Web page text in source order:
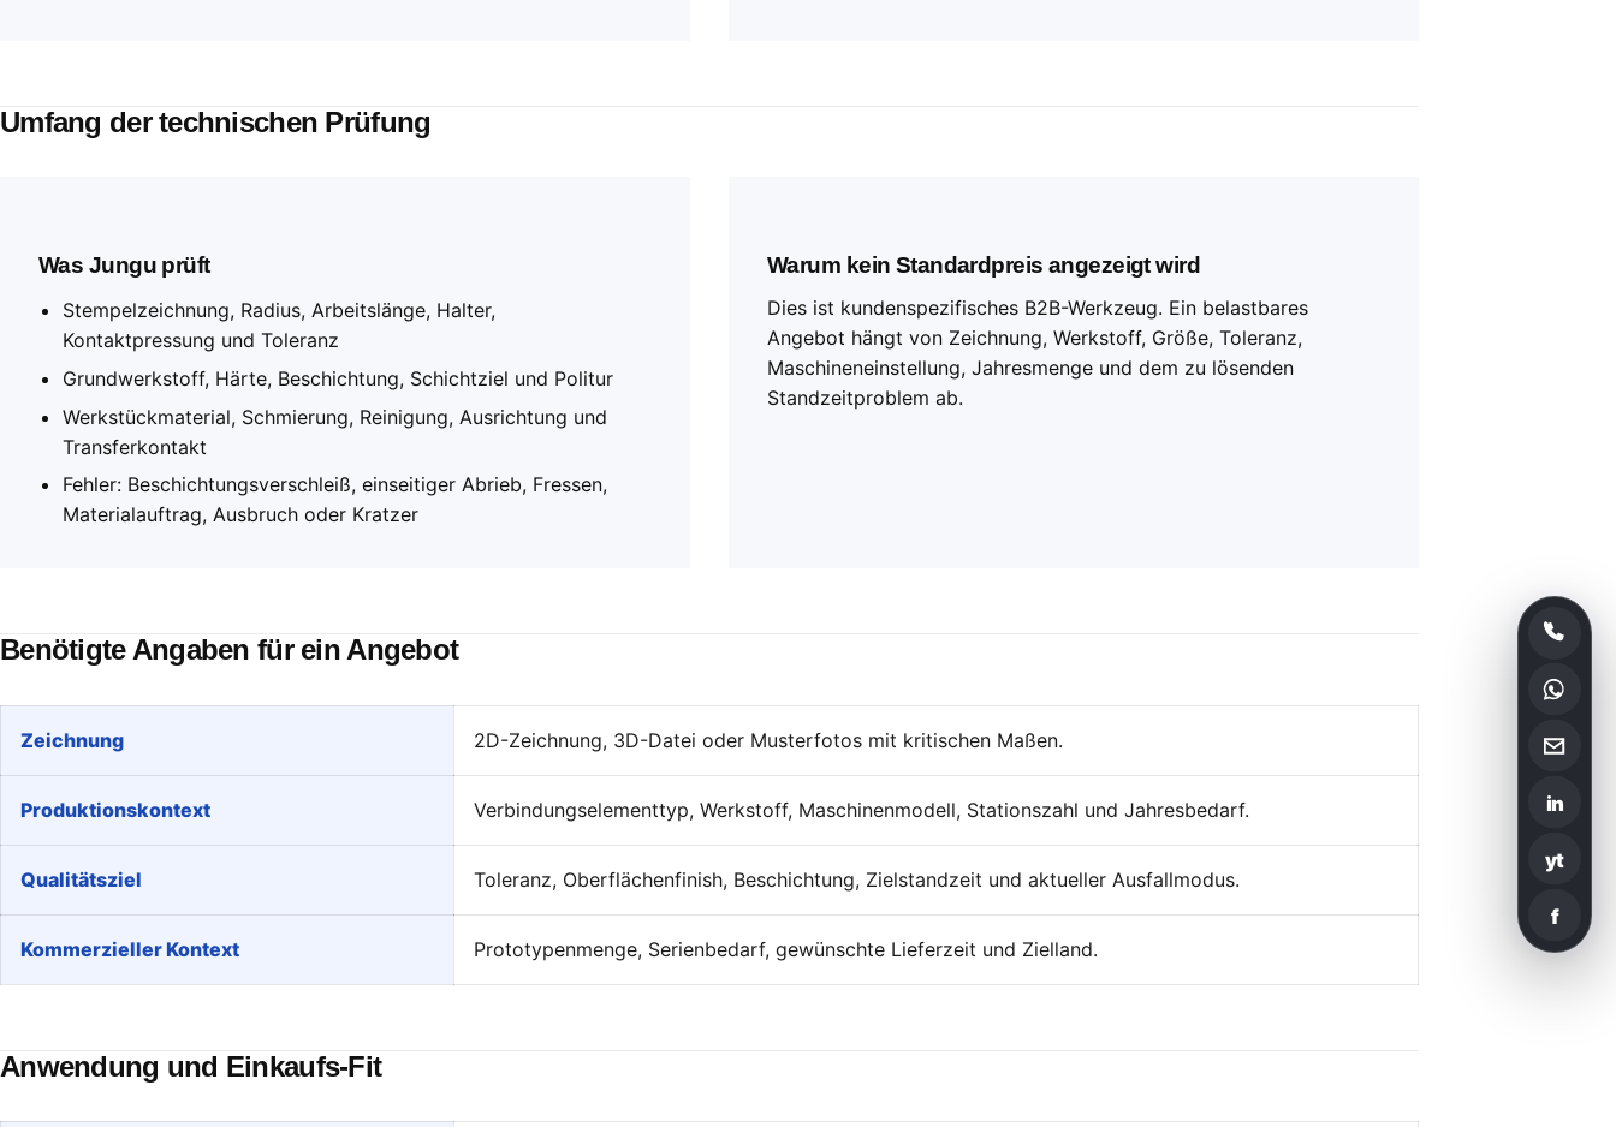
Umfang der technischen Prüfung
Was Jungu prüft
Stempelzeichnung, Radius, Arbeitslänge, Halter,
Kontaktpressung und Toleranz
Grundwerkstoff, Härte, Beschichtung, Schichtziel und Politur
Werkstückmaterial, Schmierung, Reinigung, Ausrichtung und
Transferkontakt
Fehler: Beschichtungsverschleiß, einseitiger Abrieb, Fressen,
Materialauftrag, Ausbruch oder Kratzer
Warum kein Standardpreis angezeigt wird
Dies ist kundenspezifisches B2B-Werkzeug. Ein belastbares
Angebot hängt von Zeichnung, Werkstoff, Größe, Toleranz,
Maschineneinstellung, Jahresmenge und dem zu lösenden
Standzeitproblem ab.
Benötigte Angaben für ein Angebot
Zeichnung 2D-Zeichnung, 3D-Datei oder Musterfotos mit kritischen Maßen.
Produktionskontext Verbindungselementtyp, Werkstoff, Maschinenmodell, Stationszahl und Jahresbedarf.
Qualitätsziel Toleranz, Oberflächenfinish, Beschichtung, Zielstandzeit und aktueller Ausfallmodus.
Kommerzieller Kontext Prototypenmenge, Serienbedarf, gewünschte Lieferzeit und Zielland.
Anwendung und Einkaufs-Fit
in
yt
f